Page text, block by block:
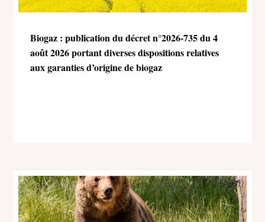
Biogaz : publication du décret n°2026-735 du 4
août 2026 portant diverses dispositions relatives
aux garanties d’origine de biogaz